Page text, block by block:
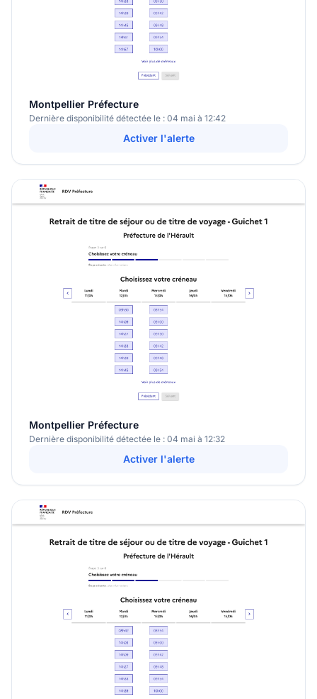
Montpellier Préfecture
Dernière disponibilité détectée le : 04 mai à 12:42
Activer l'alerte
Montpellier Préfecture
Dernière disponibilité détectée le : 04 mai à 12:32
Activer l'alerte